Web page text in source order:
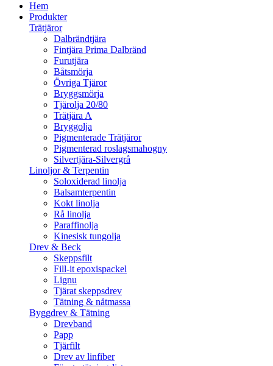
Hem
Produkter
Trätjäror
Dalbrändtjära
Fintjära Prima Dalbränd
Furutjära
Båtsmörja
Övriga Tjäror
Bryggsmörja
Tjärolja 20/80
Trätjära A
Bryggolja
Pigmenterade Trätjäror
Pigmenterad roslagsmahogny
Silvertjära-Silvergrå
Linoljor & Terpentin
Soloxiderad linolja
Balsamterpentin
Kokt linolja
Rå linolja
Paraffinolja
Kinesisk tungolja
Drev & Beck
Skeppsfilt
Fill-it epoxispackel
Lignu
Tjärat skeppsdrev
Tätning & nåtmassa
Byggdrev & Tätning
Drevband
Papp
Tjärfilt
Drev av linfiber